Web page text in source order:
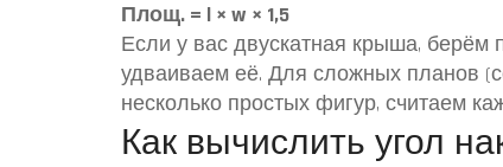
Площ. = l × w × 1,5
Если у вас двускатная крыша,
удваиваем её. Для сложных планов
несколько простых фигур, считаем
Как вычислить угол